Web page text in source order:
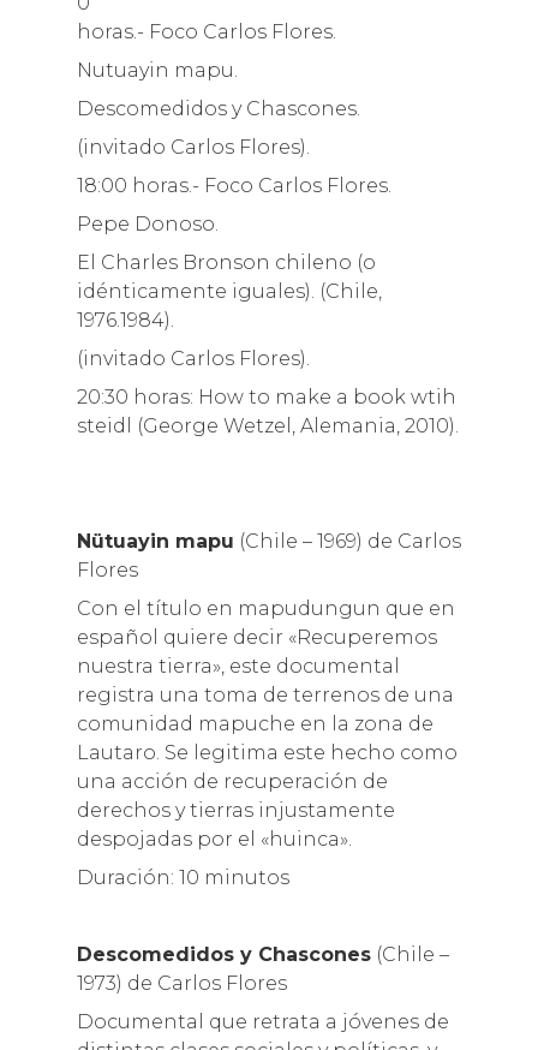
horas.- Foco Carlos Flores.
Nutuayin mapu.
Descomedidos y Chascones.
(invitado Carlos Flores).
18:00 horas.- Foco Carlos Flores.
Pepe Donoso.
El Charles Bronson chileno (o
idénticamente iguales). (Chile,
1976.1984).
(invitado Carlos Flores).
20:30 horas: How to make a book wtih
steidl (George Wetzel, Alemania, 2010).
Nütuayin mapu (Chile – 1969) de Carlos
Flores
Con el título en mapudungun que en
español quiere decir «Recuperemos
nuestra tierra», este documental
registra una toma de terrenos de una
comunidad mapuche en la zona de
Lautaro. Se legitima este hecho como
una acción de recuperación de
derechos y tierras injustamente
despojadas por el «huinca».
Duración: 10 minutos
Descomedidos y Chascones(Chile –
1973) de Carlos Flores
Documental que retrata a jóvenes de